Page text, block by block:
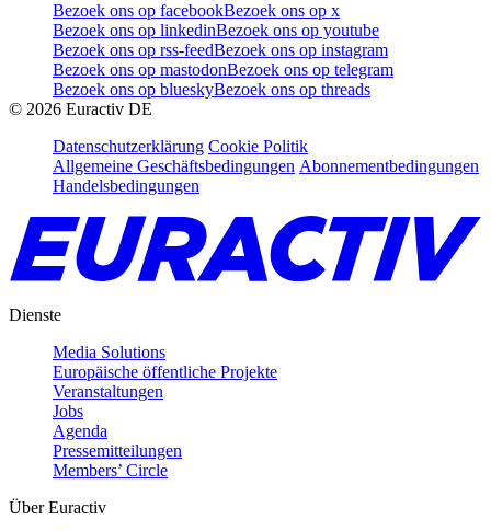
Bezoek ons op facebookBezoek ons op x
Bezoek ons op linkedinBezoek ons op youtube
Bezoek ons op rss-feedBezoek ons op instagram
Bezoek ons op mastodonBezoek ons op telegram
Bezoek ons op blueskyBezoek ons op threads
© 2026 Euractiv DE
Datenschutzerklärung Cookie Politik
Allgemeine Geschäftsbedingungen Abonnementbedingungen
Handelsbedingungen
Dienste
Media Solutions
Europäische öffentliche Projekte
Veranstaltungen
Jobs
Agenda
Pressemitteilungen
Members’ Circle
Über Euractiv